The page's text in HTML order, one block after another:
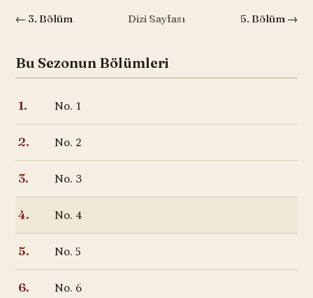
← 3. Bölüm Dizi Sayfası 5. Bölüm →
Bu Sezonun Bölümleri
1. No. 1
2. No. 2
3. No. 3
4. No. 4
5. No. 5
6. No. 6